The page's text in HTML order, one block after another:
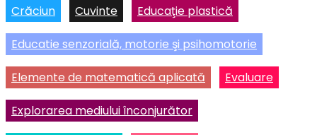
Crăciun Cuvinte Educaţie plastică
Educatie senzorială, motorie şi psihomotorie
Elemente de matematică aplicată Evaluare
Explorarea mediului înconjurător